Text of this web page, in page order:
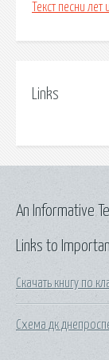
Текст песни
Links
Links to
Скачать книгу по
Схема дк
An Informative